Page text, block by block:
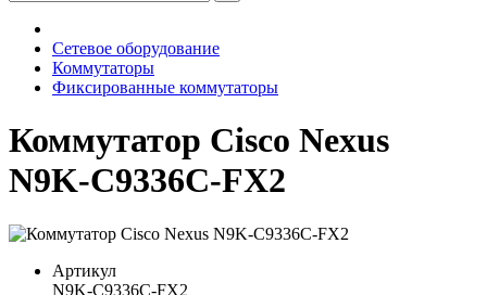
Сетевое оборудование
Коммутаторы
Фиксированные коммутаторы
Коммутатор Cisco Nexus
N9K-C9336C-FX2
Артикул
N9K-C9336C-FX2